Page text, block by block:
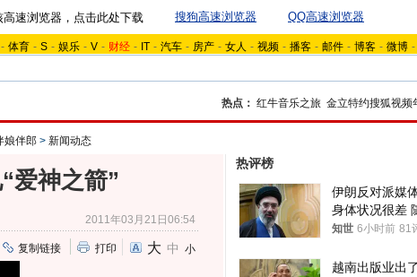
速浏览器，点击此处下载 搜狗高速浏览器 QQ高速浏览器
- 体育 - S - 娱乐 - V - 财经 - IT - 汽车 - 房产 - 女人 - 视频 - 播客 - 邮件 - 博客 - 微博 -
热点： 红牛音乐之旅 金立特约搜狐视频
娘伴郎 > 新闻动态
爱神之箭”
2011年03月21日06:54
复制链接 打印 大 中 小
热评榜
伊朗反对派媒
身体状况很差
世
知世 6小时前 81
越南出版业出